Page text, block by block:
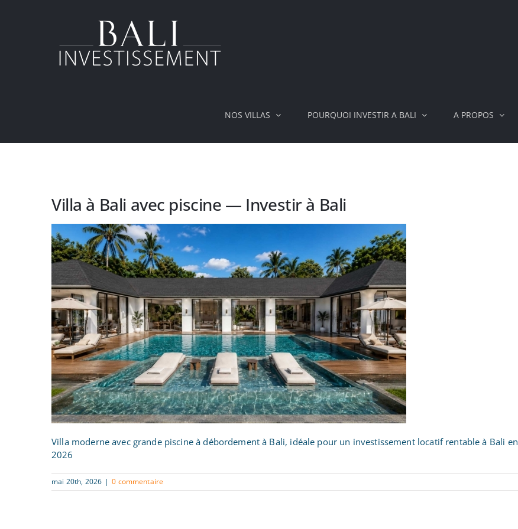
NOS VILLAS POURQUOI INVESTIR A BALI A PROPOS
Villa à Bali avec piscine — Investir à Bali
Villa moderne avec grande piscine à débordement à Bali, idéale pour un investissement locatif rentable à Bali en
2026
mai 20th, 2026 | 0 commentaire